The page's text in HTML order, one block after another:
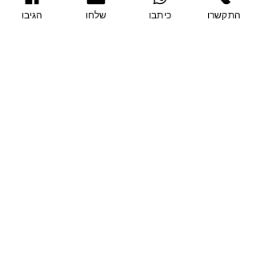
הגיבו שלחו כיתבו התקשרו